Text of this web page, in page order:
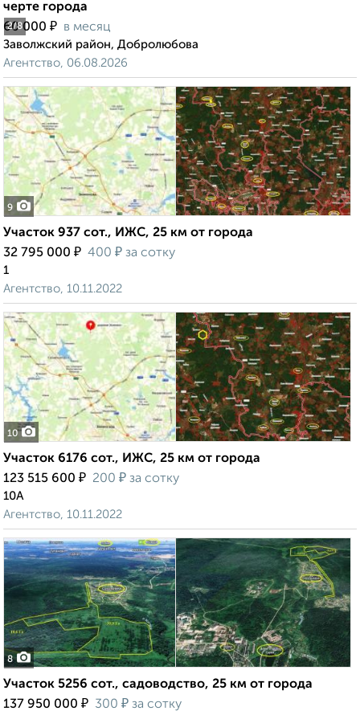
2/8
черте города
60 000 ₽ в месяц
Заволжский район, Добролюбова
Агентство, 06.08.2026
9
Участок 937 сот., ИЖС, 25 км от города
32 795 000 ₽ 400 ₽ за сотку
1
Агентство, 10.11.2022
10
Участок 6176 сот., ИЖС, 25 км от города
123 515 600 ₽ 200 ₽ за сотку
10А
Агентство, 10.11.2022
8
Участок 5256 сот., садоводство, 25 км от города
137 950 000 ₽ 300 ₽ за сотку